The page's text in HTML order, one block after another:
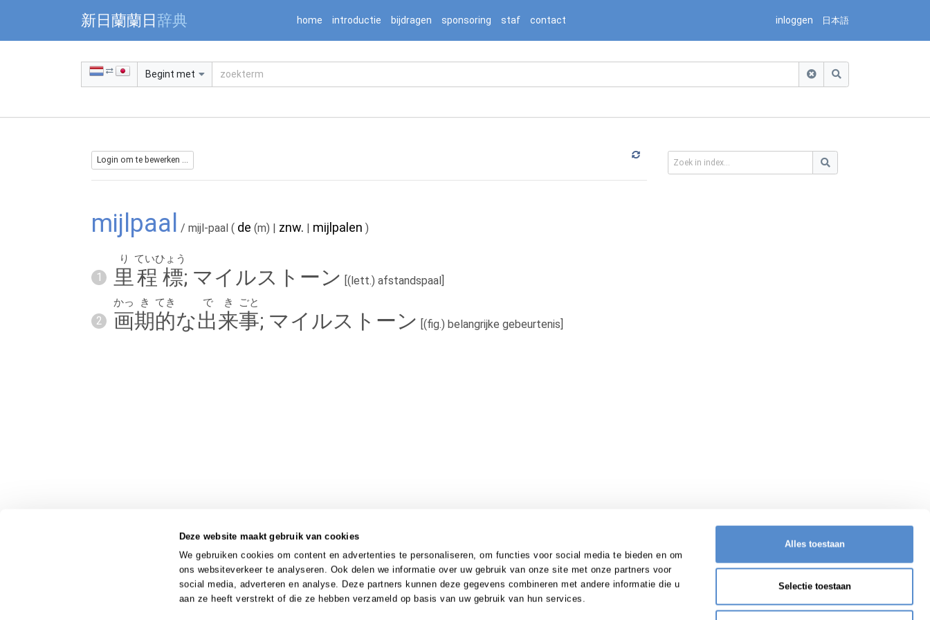
Deze website maakt gebruik van cookies
We gebruiken cookies om content en advertenties te personaliseren, om functies voor social media te bieden en om
ons websiteverkeer te analyseren. Ook delen we informatie over uw gebruik van onze site met onze partners voor
social media, adverteren en analyse. Deze partners kunnen deze gegevens combineren met andere informatie die u
aan ze heeft verstrekt of die ze hebben verzameld op basis van uw gebruik van hun services.
Alles toestaan
Selectie toestaan
Warning: Undefined array key "jnnjuid" in /mnt/web216/d2/76/52236976/htdocs/jnnj-prod/search.php on line 276
新日蘭蘭日辞典 home introductie bijdragen sponsoring staf contact inloggen 日本語
Begint met
Login om te bewerken ...
mijlpaal / mijl-paal ( de (m) | znw. | mijlpalen )
1 里
り
程標
ていひょう
; マイルストーン [(lett.) afstandspaal]
2 画
かっ
期
き
的
てき
な出来
でき
事
ごと
; マイルストーン [(fig.) belangrijke gebeurtenis]